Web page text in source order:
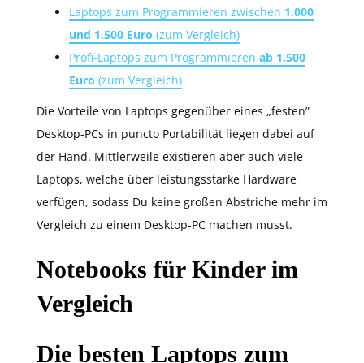
Laptops zum Programmieren zwischen 1.000
und 1.500 Euro (zum Vergleich)
Profi-Laptops zum Programmieren ab 1.500
Euro (zum Vergleich)
Die Vorteile von Laptops gegenüber eines „festen”
Desktop-PCs in puncto Portabilität liegen dabei auf
der Hand. Mittlerweile existieren aber auch viele
Laptops, welche über leistungsstarke Hardware
verfügen, sodass Du keine großen Abstriche mehr im
Vergleich zu einem Desktop-PC machen musst.
Notebooks für Kinder im
Vergleich
Die besten Laptops zum